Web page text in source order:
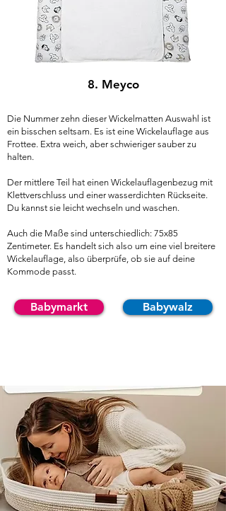
8. Meyco
Die Nummer zehn dieser Wickelmatten Auswahl ist
ein bisschen seltsam. Es ist eine Wickelauflage aus
Frottee. Extra weich, aber schwieriger sauber zu
halten.
Der mittlere Teil hat einen Wickelauflagenbezug mit
Klettverschluss und einer wasserdichten Rückseite.
Du kannst sie leicht wechseln und waschen.
Auch die Maße sind unterschiedlich: 75x85
Zentimeter. Es handelt sich also um eine viel breitere
Wickelauflage, also überprüfe, ob sie auf deine
Kommode passt.
Babymarkt Babywalz